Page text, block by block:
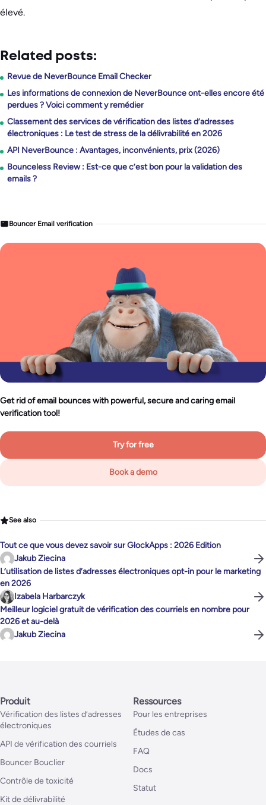
élevé.
Related posts:
Revue de NeverBounce Email Checker
Les informations de connexion de NeverBounce ont-elles encore été
perdues ? Voici comment y remédier
Classement des services de vérification des listes d’adresses
électroniques : Le test de stress de la délivrabilité en 2026
API NeverBounce : Avantages, inconvénients, prix (2026)
Bounceless Review : Est-ce que c’est bon pour la validation des
emails ?
Bouncer Email verification
Get rid of email bounces with powerful, secure and caring email
verification tool!
Try for free
Book a demo
See also
Tout ce que vous devez savoir sur GlockApps : 2026 Edition
Jakub Ziecina
L’utilisation de listes d’adresses électroniques opt-in pour le marketing
en 2026
Izabela Harbarczyk
Meilleur logiciel gratuit de vérification des courriels en nombre pour
2026 et au-delà
Jakub Ziecina
Produit
Vérification des listes d’adresses
électroniques
API de vérification des courriels
Bouncer Bouclier
Contrôle de toxicité
Kit de délivrabilité
Ressources
Pour les entreprises
Études de cas
FAQ
Docs
Statut